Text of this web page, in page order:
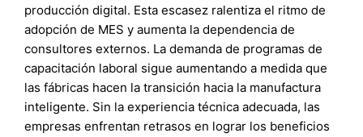
producción digital. Esta escasez ralentiza el ritmo de
adopción de MES y aumenta la dependencia de
consultores externos. La demanda de programas de
capacitación laboral sigue aumentando a medida que
las fábricas hacen la transición hacia la manufactura
inteligente. Sin la experiencia técnica adecuada, las
empresas enfrentan retrasos en lograr los beneficios